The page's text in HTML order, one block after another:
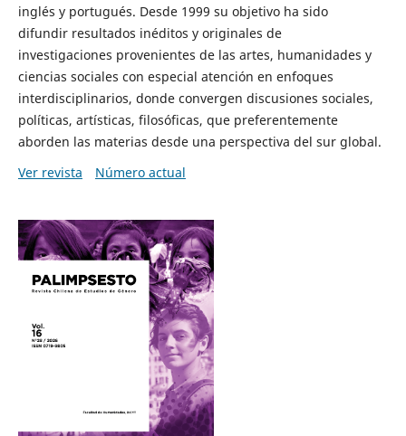
inglés y portugués. Desde 1999 su objetivo ha sido
difundir resultados inéditos y originales de
investigaciones provenientes de las artes, humanidades y
ciencias sociales con especial atención en enfoques
interdisciplinarios, donde convergen discusiones sociales,
políticas, artísticas, filosóficas, que preferentemente
aborden las materias desde una perspectiva del sur global.
Ver revista
Número actual